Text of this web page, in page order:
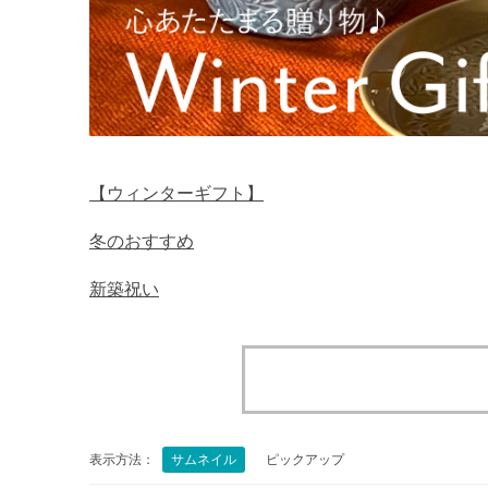
【ウィンターギフト】
冬のおすすめ
新築祝い
表示方法： サムネイル ピックアップ